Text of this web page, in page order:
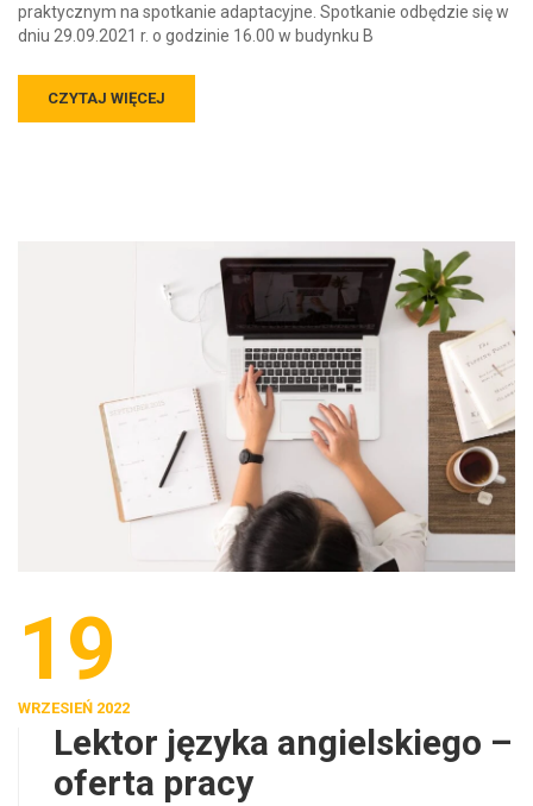
praktycznym na spotkanie adaptacyjne. Spotkanie odbędzie się w
dniu 29.09.2021 r. o godzinie 16.00 w budynku B
CZYTAJ WIĘCEJ
19
WRZESIEŃ 2022
Lektor języka angielskiego –
oferta pracy